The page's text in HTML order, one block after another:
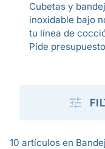
Cubetas y
inoxidable bajo
tu línea de
Pide

10 artículos en